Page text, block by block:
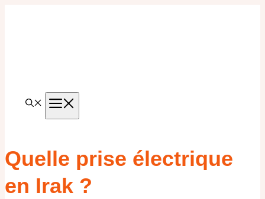
Quelle prise électrique
en Irak ?